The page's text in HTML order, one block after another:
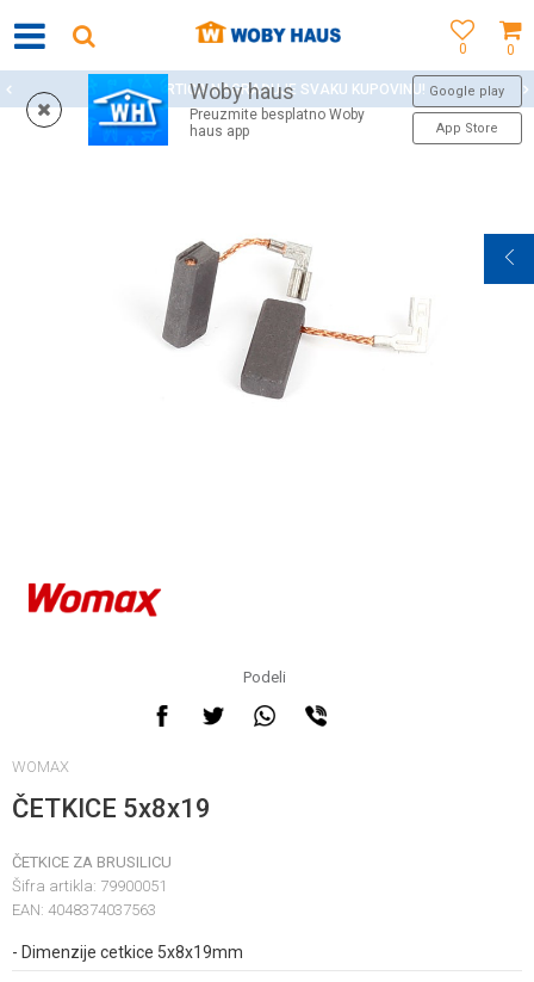
0
0
Woby haus
Preuzmite besplatno Woby
haus app
Google play
App Store
WOBY KARTICA NAGRAĐUJE SVAKU KUPOVINU!
Podeli
WOMAX
ČETKICE 5x8x19
ČETKICE ZA BRUSILICU
Šifra artikla: 79900051
EAN: 4048374037563
- Dimenzije cetkice 5x8x19mm